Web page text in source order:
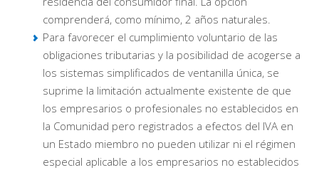
comprenderá, como mínimo, 2 años naturales.
Para favorecer el cumplimiento voluntario de las
obligaciones tributarias y la posibilidad de acogerse a
los sistemas simplificados de ventanilla única, se
suprime la limitación actualmente existente de que
los empresarios o profesionales no establecidos en
la Comunidad pero registrados a efectos del IVA en
un Estado miembro no pueden utilizar ni el régimen
especial aplicable a los empresarios no establecidos